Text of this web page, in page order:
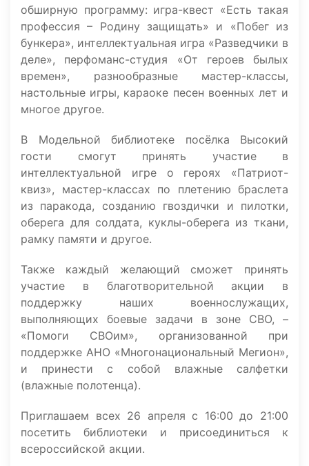
обширную программу: игра-квест «Есть такая
профессия – Родину защищать» и «Побег из
бункера», интеллектуальная игра «Разведчики в
деле», перфоманс-студия «От героев былых
времен», разнообразные мастер-классы,
настольные игры, караоке песен военных лет и
многое другое.
В Модельной библиотеке посёлка Высокий
гости смогут принять участие в
интеллектуальной игре о героях «Патриот-
квиз», мастер-классах по плетению браслета
из паракода, созданию гвоздички и пилотки,
оберега для солдата, куклы-оберега из ткани,
рамку памяти и другое.
Также каждый желающий сможет принять
участие в благотворительной акции в
поддержку наших военнослужащих,
выполняющих боевые задачи в зоне СВО, –
«Помоги СВОим», организованной при
поддержке АНО «Многонациональный Мегион»,
и принести с собой влажные салфетки
(влажные полотенца).
Приглашаем всех 26 апреля с 16:00 до 21:00
посетить библиотеки и присоединиться к
всероссийской акции.